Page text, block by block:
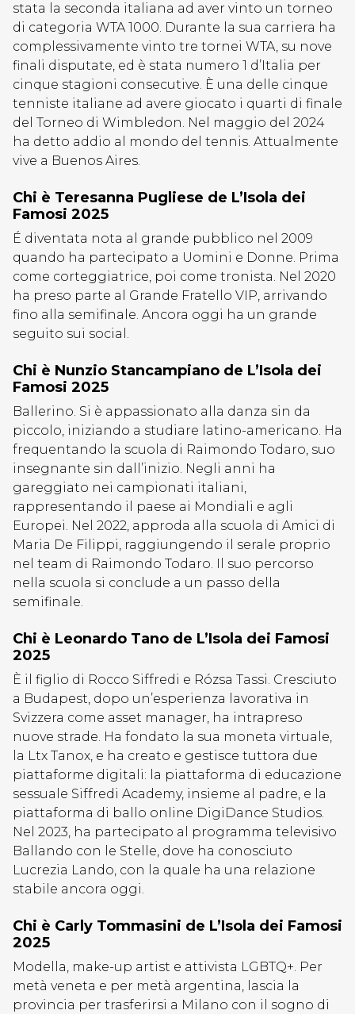
stata la seconda italiana ad aver vinto un torneo
di categoria WTA 1000. Durante la sua carriera ha
complessivamente vinto tre tornei WTA, su nove
finali disputate, ed è stata numero 1 d’Italia per
cinque stagioni consecutive. È una delle cinque
tenniste italiane ad avere giocato i quarti di finale
del Torneo di Wimbledon. Nel maggio del 2024
ha detto addio al mondo del tennis. Attualmente
vive a Buenos Aires.
Chi è Teresanna Pugliese de L’Isola dei
Famosi 2025
É diventata nota al grande pubblico nel 2009
quando ha partecipato a Uomini e Donne. Prima
come corteggiatrice, poi come tronista. Nel 2020
ha preso parte al Grande Fratello VIP, arrivando
fino alla semifinale. Ancora oggi ha un grande
seguito sui social.
Chi è Nunzio Stancampiano de L’Isola dei
Famosi 2025
Ballerino. Si è appassionato alla danza sin da
piccolo, iniziando a studiare latino-americano. Ha
frequentando la scuola di Raimondo Todaro, suo
insegnante sin dall’inizio. Negli anni ha
gareggiato nei campionati italiani,
rappresentando il paese ai Mondiali e agli
Europei. Nel 2022, approda alla scuola di Amici di
Maria De Filippi, raggiungendo il serale proprio
nel team di Raimondo Todaro. Il suo percorso
nella scuola si conclude a un passo della
semifinale.
Chi è Leonardo Tano de L’Isola dei Famosi
2025
È il figlio di Rocco Siffredi e Rózsa Tassi. Cresciuto
a Budapest, dopo un’esperienza lavorativa in
Svizzera come asset manager, ha intrapreso
nuove strade. Ha fondato la sua moneta virtuale,
la Ltx Tanox, e ha creato e gestisce tuttora due
piattaforme digitali: la piattaforma di educazione
sessuale Siffredi Academy, insieme al padre, e la
piattaforma di ballo online DigiDance Studios.
Nel 2023, ha partecipato al programma televisivo
Ballando con le Stelle, dove ha conosciuto
Lucrezia Lando, con la quale ha una relazione
stabile ancora oggi.
Chi è Carly Tommasini de L’Isola dei Famosi
2025
Modella, make-up artist e attivista LGBTQ+. Per
metà veneta e per metà argentina, lascia la
provincia per trasferirsi a Milano con il sogno di